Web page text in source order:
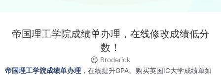
帝国理工学院成绩单办理，在线修改成绩低分
数！
Broderick
帝国理工学院成绩单办理 ，在线提升GPA。购买英国IC大学成绩单如